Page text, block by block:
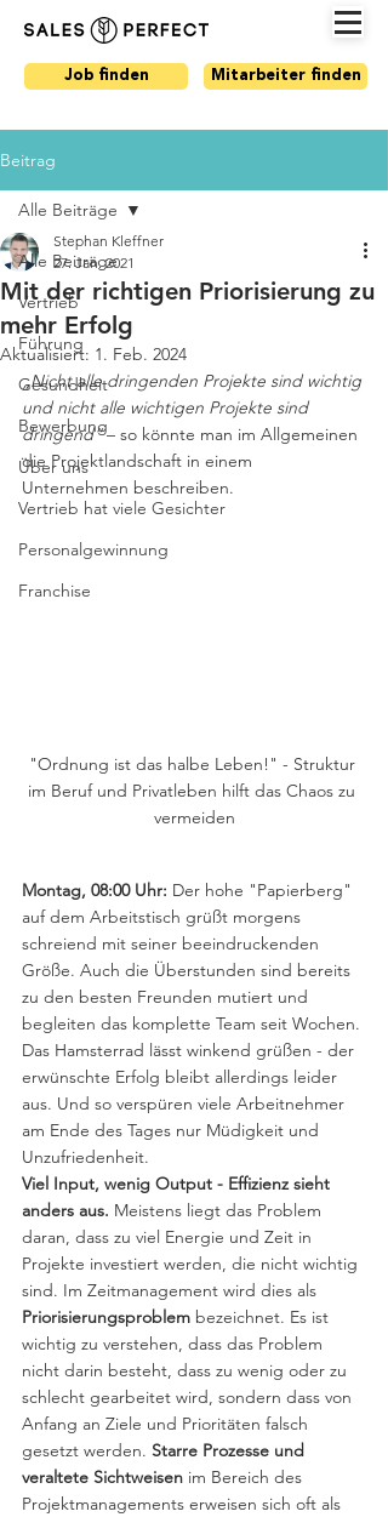
Job finden Mitarbeiter finden
Beitrag
Alle Beiträge
Vertrieb
Führung
Gesundheit
Bewerbung
Über uns
Vertrieb hat viele Gesichter
Personalgewinnung
Franchise
Alle Beiträge
Mit der richtigen Priorisierung zu
mehr Erfolg
Stephan Kleffner
27. Jan. 2021
Aktualisiert: 1. Feb. 2024
„Nicht alle dringenden Projekte sind wichtig
und nicht alle wichtigen Projekte sind
dringend“ – so könnte man im Allgemeinen
die Projektlandschaft in einem
Unternehmen beschreiben.
"Ordnung ist das halbe Leben!" - Struktur
im Beruf und Privatleben hilft das Chaos zu
vermeiden
Montag, 08:00 Uhr: Der hohe "Papierberg"
auf dem Arbeitstisch grüßt morgens
schreiend mit seiner beeindruckenden
Größe. Auch die Überstunden sind bereits
zu den besten Freunden mutiert und
begleiten das komplette Team seit Wochen.
Das Hamsterrad lässt winkend grüßen - der
erwünschte Erfolg bleibt allerdings leider
aus. Und so verspüren viele Arbeitnehmer
am Ende des Tages nur Müdigkeit und
Unzufriedenheit.
Viel Input, wenig Output - Effizienz sieht
anders aus. Meistens liegt das Problem
daran, dass zu viel Energie und Zeit in
Projekte investiert werden, die nicht wichtig
sind. Im Zeitmanagement wird dies als
Priorisierungsproblem bezeichnet. Es ist
wichtig zu verstehen, dass das Problem
nicht darin besteht, dass zu wenig oder zu
schlecht gearbeitet wird, sondern dass von
Anfang an Ziele und Prioritäten falsch
gesetzt werden. Starre Prozesse und
veraltete Sichtweisen im Bereich des
Projektmanagements erweisen sich oft als